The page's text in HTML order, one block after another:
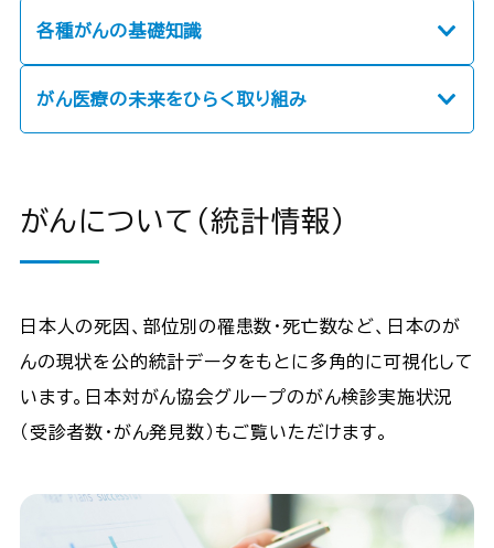
各種がんの基礎知識
がん医療の未来をひらく取り組み
がんについて（統計情報）
日本人の死因、部位別の罹患数・死亡数など、日本のが
んの現状を公的統計データをもとに多角的に可視化して
います。日本対がん協会グループのがん検診実施状況
（受診者数・がん発見数）もご覧いただけます。